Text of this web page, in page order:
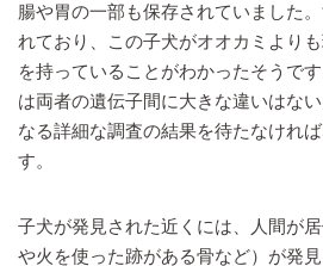
腸や胃の一部も保存されていました
れており、この子犬がオオカミより
を持っていることがわかったそうで
は両者の遺伝子間に大きな違いはな
なる詳細な調査の結果を待たなけれ
す。
子犬が発見された近くには、人間が
や火を使った跡がある骨など）が発見